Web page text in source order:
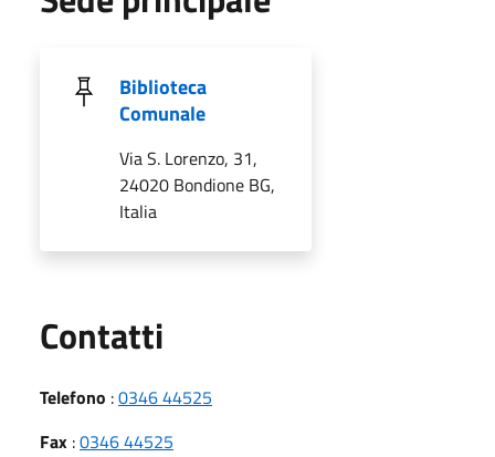
Biblioteca
Comunale
Via S. Lorenzo, 31,
24020 Bondione BG,
Italia
Contatti
Telefono :0346 44525
Fax :0346 44525